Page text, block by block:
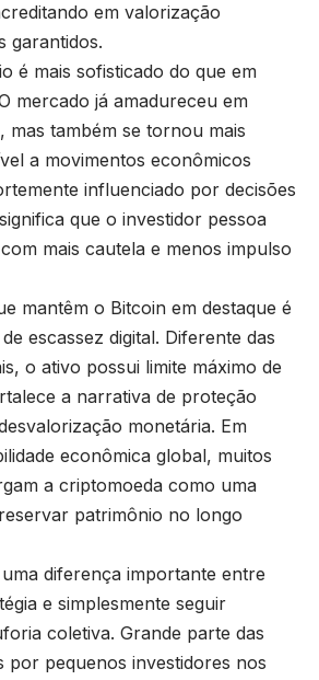
em valorização
garantidos.
é mais sofisticado do que em
mercado já amadureceu em
mas também se tornou mais
a movimentos econômicos
influenciado por decisões
que o investidor pessoa
mais cautela e menos impulso
mantêm o Bitcoin em destaque é
escassez digital. Diferente das
o ativo possui limite máximo de
a narrativa de proteção
monetária. Em
econômica global, muitos
a criptomoeda como uma
patrimônio no longo
diferença importante entre
e simplesmente seguir
coletiva. Grande parte das
por pequenos investidores nos